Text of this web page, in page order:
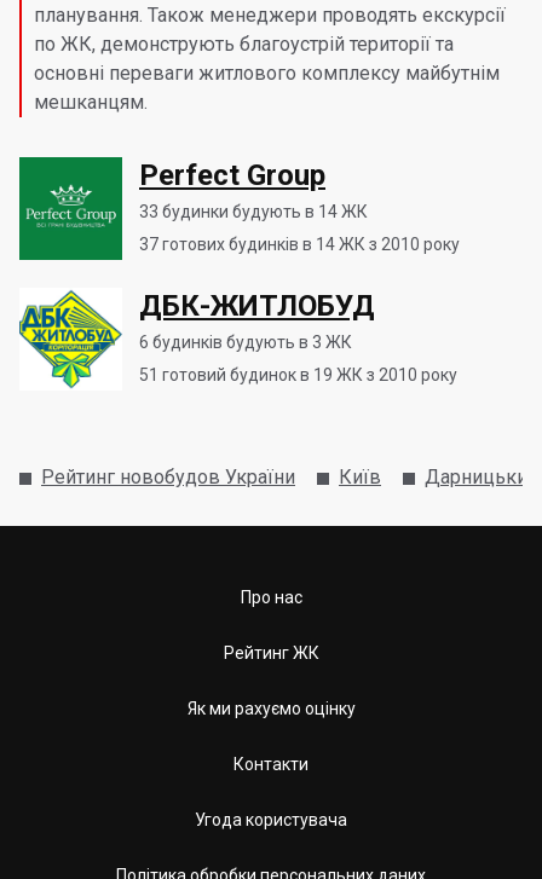
планування. Також менеджери проводять екскурсії
по ЖК, демонструють благоустрій території та
основні переваги житлового комплексу майбутнім
мешканцям.
Perfect Group
33 будинки будують в 14 ЖК
37готових будинків в 14 ЖК з 2010 року
ДБК-ЖИТЛОБУД
6 будинків будують в 3 ЖК
51 готовий будинок в 19 ЖК з 2010 року
Рейтинг новобудов України Київ Дарницький
Про нас
Рейтинг ЖК
Як ми рахуємо оцінку
Контакти
Угода користувача
Політика обробки персональних даних